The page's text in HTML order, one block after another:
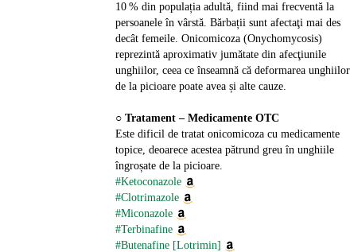
10 % din populația adultă, fiind mai frecventă la
persoanele în vârstă. Bărbații sunt afectaţi mai des
decât femeile. Onicomicoza (Onychomycosis)
reprezintă aproximativ jumătate din afecţiunile
unghiilor, ceea ce înseamnă că deformarea unghiilor
de la picioare poate avea și alte cauze.
○ Tratament – Medicamente OTC
Este dificil de tratat onicomicoza cu medicamente
topice, deoarece acestea pătrund greu în unghiile
îngroșate de la picioare.
#Ketoconazole
#Clotrimazole
#Miconazole
#Terbinafine
#Butenafine [Lotrimin]